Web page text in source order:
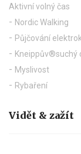
Aktivní volný čas
Nordic Walking
Půjčování
Kneippův®suchý
Myslivost
Rybaření
Vidět & zažít